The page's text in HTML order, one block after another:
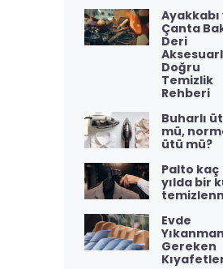
Ayakkabı
Çanta
Deri
Doğru
Temizlik
Rehberi
Buharlı
mü,
ütü mü?
Palto kaç
yılda bir
Evde
Gereken